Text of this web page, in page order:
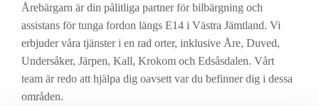
Årebärgarn är din pålitliga partner för bilbärgning och
assistans för tunga fordon längs E14 i Västra Jämtland. Vi
erbjuder våra tjänster i en rad orter, inklusive Åre, Duved,
Undersåker, Järpen, Kall, Krokom och Edsåsdalen. Vårt
team är redo att hjälpa dig oavsett var du befinner dig i dessa
områden.